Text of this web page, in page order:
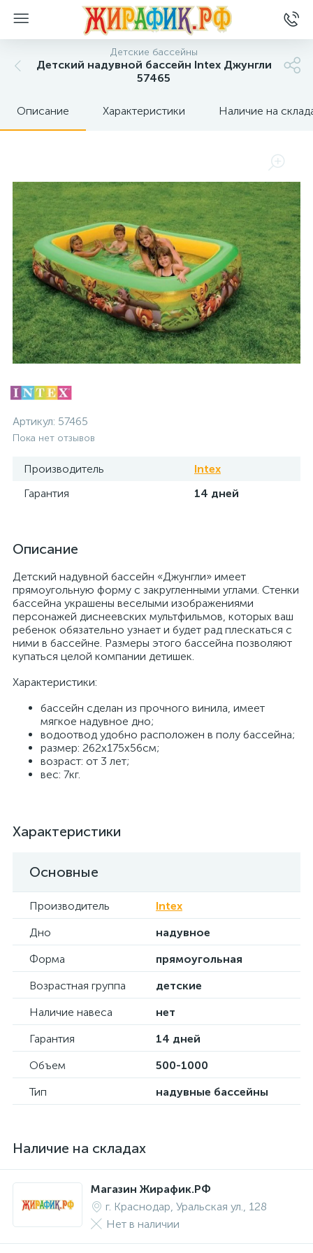
Детские бассейны
Детский надувной бассейн Intex Джунгли
57465
Описание Характеристики Наличие на
Артикул: 57465
Пока нет отзывов
Производитель
Intex
Гарантия
14 дней
Описание
Детский надувной бассейн «Джунгли» имеет
прямоугольную форму с закругленными углами. Стенки
бассейна украшены веселыми изображениями
персонажей диснеевских мультфильмов, которых ваш
ребенок обязательно узнает и будет рад плескаться с
ними в бассейне. Размеры этого бассейна позволяют
купаться целой компании детишек.
Характеристики:
бассейн сделан из прочного винила, имеет
мягкое надувное дно;
водоотвод удобно расположен в полу бассейна;
размер: 262х175х56см;
возраст: от 3 лет;
вес: 7кг.
Характеристики
Основные
Производитель
Intex
Дно
надувное
Форма
прямоугольная
Возрастная группа
детские
Наличие навеса
нет
Гарантия
14 дней
Объем
500-1000
Тип
надувные бассейны
Наличие на складах
Магазин Жирафик.РФ
г. Краснодар, Уральская ул., 128
Нет в наличии